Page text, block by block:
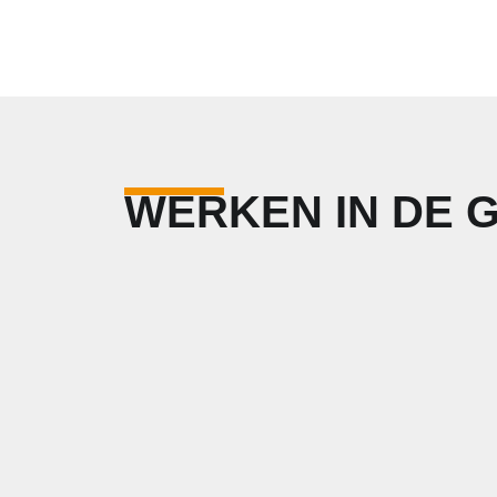
WERKEN IN DE